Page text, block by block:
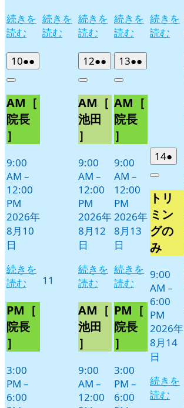
続きを
読む
続きを
読む
続きを
読む
続きを
読む
続きを
読む
102026
年
月
10
日
●●
件
イ
ト)
Close
AM［
院長
］
9:00
AM –
12:00
PM
2026年
8月10
日
続きを
読む
PM［
院長
］
3:00
PM –
6:00
11
122026
年
月
12
日
●●
件
イ
ベ
ト)
Close
AM［
池田
］
9:00
AM –
12:00
PM
2026年
8月12
日
続きを
読む
AM［
池田
］
9:00
AM –
12:00
132026
年
月
13
日
●●
件
イ
ト)
Close
AM［
院長
］
9:00
AM –
12:00
PM
2026年
8月13
日
続きを
読む
PM［
院長
］
3:00
PM –
6:00
142026
年
月
14
日
●
件
ベ
ン
ト)
Close
トリ
ミン
グの
み
9:00
AM –
6:00
PM
2026年
8月14
日
続きを
読む